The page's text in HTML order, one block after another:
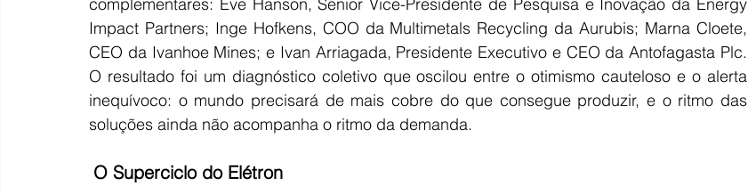
Impact Partners; Inge Hofkens, COO da Multimetals Recycling da Aurubis; Marna Cloete,
CEO da Ivanhoe Mines; e Ivan Arriagada, Presidente Executivo e CEO da Antofagasta Plc.
O resultado foi um diagnóstico coletivo que oscilou entre o otimismo cauteloso e o alerta
inequívoco: o mundo precisará de mais cobre do que consegue produzir, e o ritmo das
soluções ainda não acompanha o ritmo da demanda.
O Superciclo do Elétron